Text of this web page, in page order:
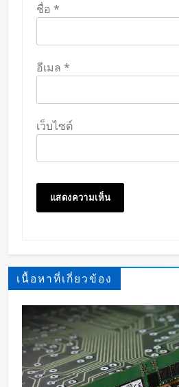
ชื่อ *
อีเมล *
เว็บไซต์
เนื้อหาที่เกี่ยวข้อง